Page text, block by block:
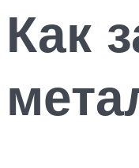
Как